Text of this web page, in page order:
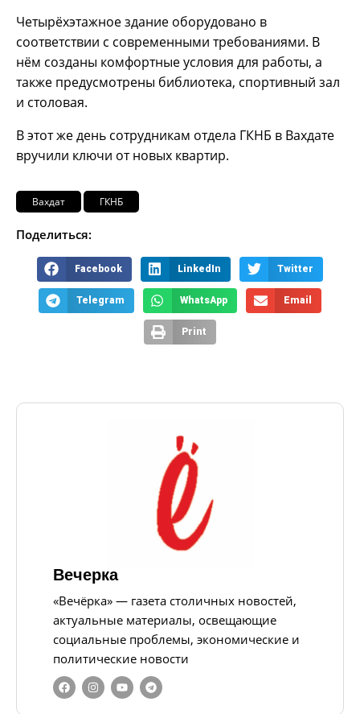
Четырёхэтажное здание оборудовано в
соответствии с современными требованиями. В
нём созданы комфортные условия для работы, а
также предусмотрены библиотека, спортивный зал
и столовая.
В этот же день сотрудникам отдела ГКНБ в Вахдате
вручили ключи от новых квартир.
Вахдат ГКНБ
Поделиться:
Facebook LinkedIn Twitter
Telegram WhatsApp Email
Print
Вечерка
«Вечёрка» — газета столичных новостей,
актуальные материалы, освещающие
социальные проблемы, экономические и
политические новости